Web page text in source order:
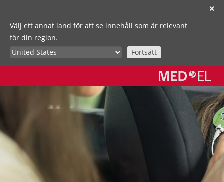
✕
Välj ett annat land för att se innehåll som är relevant
för din region.
Fortsätt